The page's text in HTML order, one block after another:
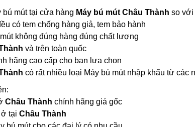
mút tại cửa hàng Máy bú mút Châu Thành so với
có tem chống hàng giả, tem bảo hành
không đúng hàng đúng chất lượng
và trên toàn quốc
hãng cao cấp cho bạn lựa chọn
có rất nhiều loại Máy bú mút nhập khẩu từ các
Châu Thành chính hãng giá gốc
tại Châu Thành